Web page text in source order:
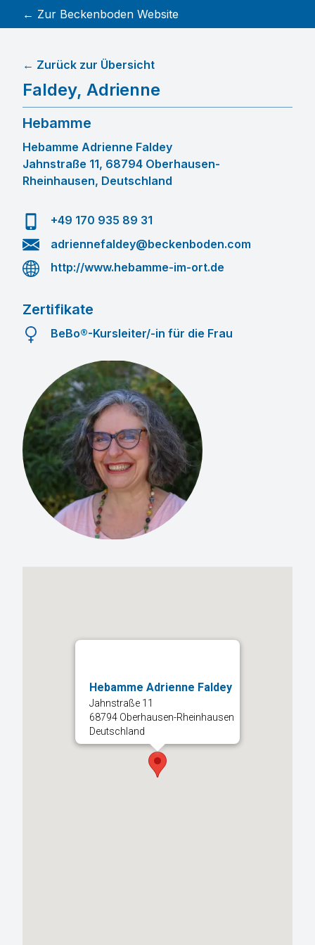
← Zur Beckenboden Website
Faldey, Adrienne
← Zurück zur Übersicht
Hebamme
Hebamme Adrienne Faldey
Jahnstraße 11, 68794 Oberhausen-
Rheinhausen, Deutschland
+49 170 935 89 31
adriennefaldey@beckenboden.com
http://www.hebamme-im-ort.de
Zertifikate
BeBo®-Kursleiter/-in für die Frau
Hebamme Adrienne Faldey
Jahnstraße 11
68794 Oberhausen-Rheinhausen
Deutschland